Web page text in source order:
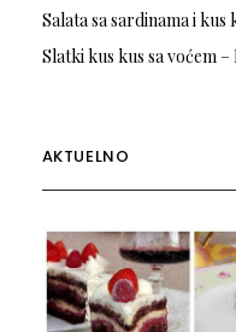
Salata sa sardinama i
Slatki kus kus sa voćem
AKTUELNO